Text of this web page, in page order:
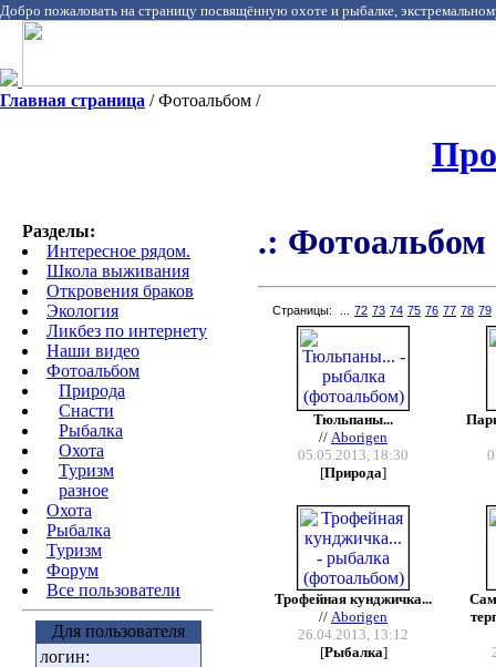
Добро пожаловать на страницу посвящённую охоте и рыбалке,
Главная страница / Фотоальбом /
Разделы:
Интересное рядом.
Школа выживания
Откровения браков
Экология
Ликбез по интернету
Наши видео
Фотоальбом
Природа
Cнасти
Рыбалка
Охота
Туризм
разное
Охота
Pыбалка
Туризм
Форум
Все пользователи
Для пользователя
логин:
.:
Страницы: 72 73 74 75 76 77 78 79
Тюльпаны...
// Aborigen
05.05.2013, 18:30
[Природа]
Трофейная кунджичка...
// Aborigen
26.04.2013, 13:12
[Рыбалка]